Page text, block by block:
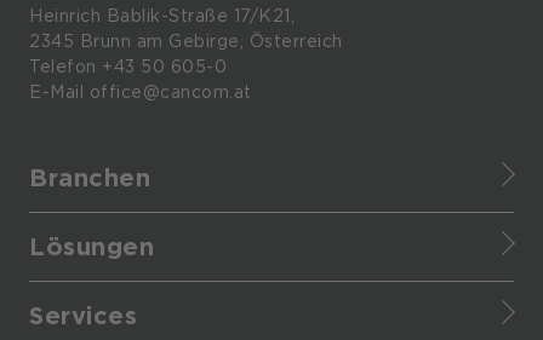
Heinrich Bablik-Straße 17/K21,
2345 Brunn am Gebirge, Österreich
Telefon +43 50 605-0
E-Mail office@cancom.at
Branchen
Healthcare
Lösungen
Cloud Data Platform
Services